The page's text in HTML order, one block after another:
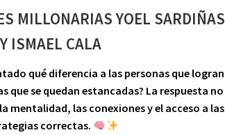
MILLONARIAS YOEL SARDIÑAS
Y ISMAEL CALA
qué diferencia a las personas que logran
que se quedan estancadas? La respuesta no
mentalidad, las conexiones y el acceso a las
correctas.